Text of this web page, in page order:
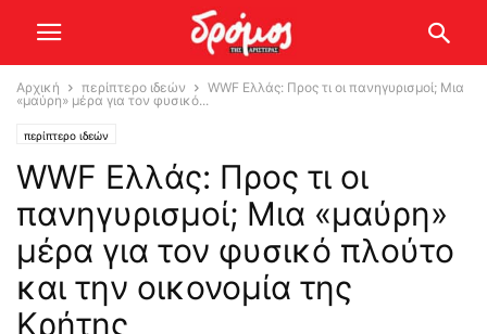
Αρχική περίπτερο ιδεών
WWF Ελλάς: Προς τι οι πανηγυρισμοί; Μια
«μαύρη» μέρα για τον φυσικό...
περίπτερο ιδεών
WWF Ελλάς: Προς τι οι
πανηγυρισμοί; Μια «μαύρη»
μέρα για τον φυσικό πλούτο
και την οικονομία της
Κρήτης